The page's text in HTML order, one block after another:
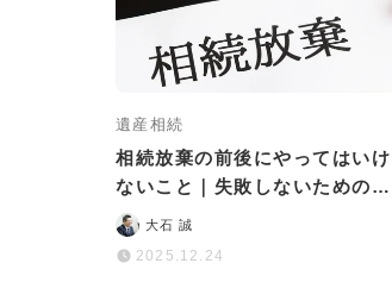
遺産相続
相続放棄の前後にやってはいけ
ないこと｜失敗しないための3
つの心得と万が一の対処法
大石 誠
2025.12.24